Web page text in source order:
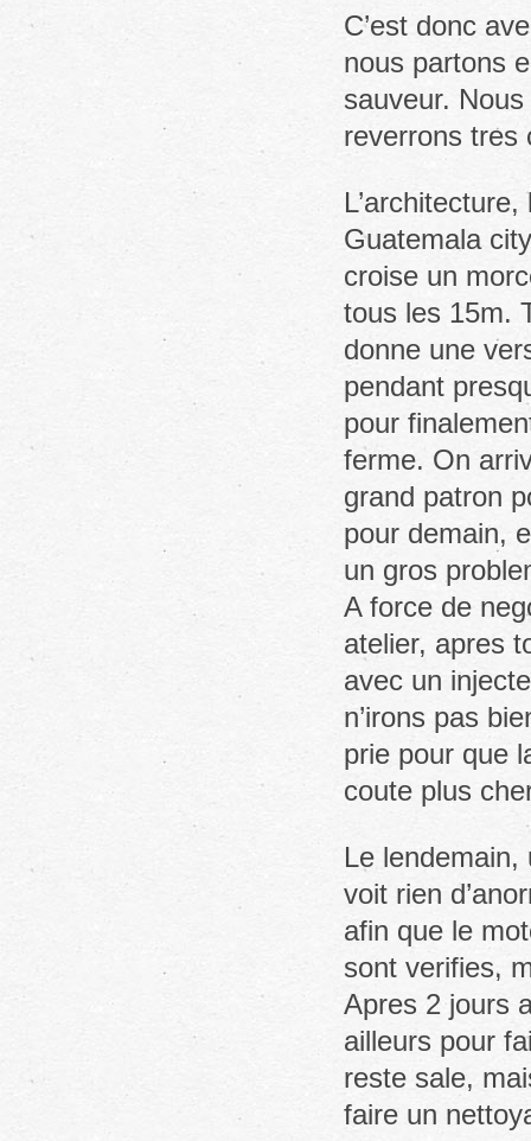
C’est donc
nous partons
sauveur.
reverrons tres
Guatemala
croise un
tous les 15m.
donne une
pendant
pour
ferme. On
grand patron
pour demain,
un gros
A force de
atelier, apres
avec un
n’irons pas
prie pour que
coute plus
Le
voit rien
afin que le
sont verifies,
Apres 2 jours
ailleurs pour
reste sale,
faire un